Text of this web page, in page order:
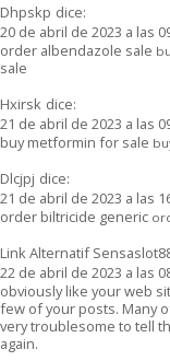
Dhpskp dice:
20 de abril de 2023 a las
order albendazole sale
sale
Hxirsk dice:
21 de abril de 2023 a las
buy metformin for sale
Dlcjpj dice:
21 de abril de 2023 a las
order biltricide generic
Link Alternatif
22 de abril de 2023 a las
obviously like your web
few of your posts. Many
very troublesome to tell
again.